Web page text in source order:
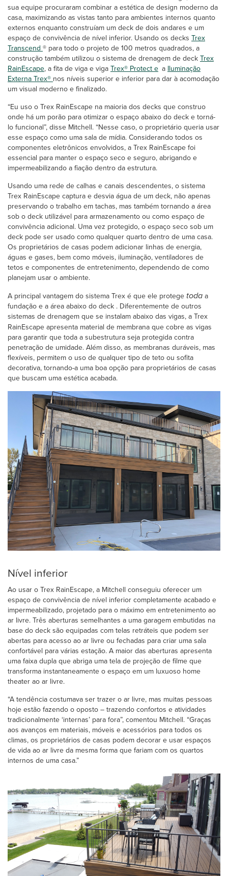
sua equipe procuraram combinar a estética de design moderno da
casa, maximizando as vistas tanto para ambientes internos quanto
externos enquanto construíam um deck de dois andares e um
espaço de convivência de nível inferior. Usando os decks Trex
Transcend ® para todo o projeto de 100 metros quadrados, a
construção também utilizou o sistema de drenagem de deckTrex
RainEscape, a fita de viga e vigaTrex® Protect e a Iluminação
Externa Trex® nos níveis superior e inferior para dar à acomodação
um visual moderno e finalizado.
“Eu uso o Trex RainEscape na maioria dos decks que construo
onde há um porão para otimizar o espaço abaixo do deck e torná-
lo funcional”, disse Mitchell. “Nesse caso, o proprietário queria usar
esse espaço como uma sala de mídia. Considerando todos os
componentes eletrônicos envolvidos, a Trex RainEscape foi
essencial para manter o espaço seco e seguro, abrigando e
impermeabilizando a fiação dentro da estrutura.
Usando uma rede de calhas e canais descendentes, o sistema
Trex RainEscape captura e desvia água de um deck, não apenas
preservando o trabalho em tachas, mas também tornando a área
sob o deck utilizável para armazenamento ou como espaço de
convivência adicional. Uma vez protegido, o espaço seco sob um
deck pode ser usado como qualquer quarto dentro de uma casa.
Os proprietários de casas podem adicionar linhas de energia,
águas e gases, bem como móveis, iluminação, ventiladores de
tetos e componentes de entretenimento, dependendo de como
planejam usar o ambiente.
A principal vantagem do sistema Trex é que ele protege todaa
fundação e a área abaixo do deck . Diferentemente de outros
sistemas de drenagem que se instalam abaixo das vigas, a Trex
RainEscape apresenta material de membrana que cobreas vigas
para garantir que toda a subestrutura seja protegida contra
penetração de umidade. Além disso, as membranas duráveis, mas
flexíveis, permitem o uso de qualquer tipo de teto ou sofita
decorativa, tornando-a uma boa opção para proprietários de casas
que buscam uma estética acabada.
Nível inferior
Ao usar o Trex RainEscape, a Mitchell conseguiu oferecer um
espaço de convivência de nível inferior completamente acabado e
impermeabilizado, projetado para o máximo em entretenimento ao
ar livre. Três aberturas semelhantes a uma garagem embutidas na
base do deck são equipadas com telas retráteis que podem ser
abertas para acesso ao ar livre ou fechadas para criar uma sala
confortável para várias estação. A maior das aberturas apresenta
uma faixa dupla que abriga uma tela de projeção de filme que
transforma instantaneamente o espaço em um luxuoso home
theater ao ar livre.
“A tendência costumava ser trazer o ar livre, mas muitas pessoas
hoje estão fazendo o oposto – trazendo confortos e atividades
tradicionalmente ‘internas’ para fora”, comentou Mitchell. “Graças
aos avanços em materiais, móveis e acessórios para todos os
climas, os proprietários de casas podem decorar e usar espaços
de vida ao ar livre da mesma forma que fariam com os quartos
internos de uma casa.”